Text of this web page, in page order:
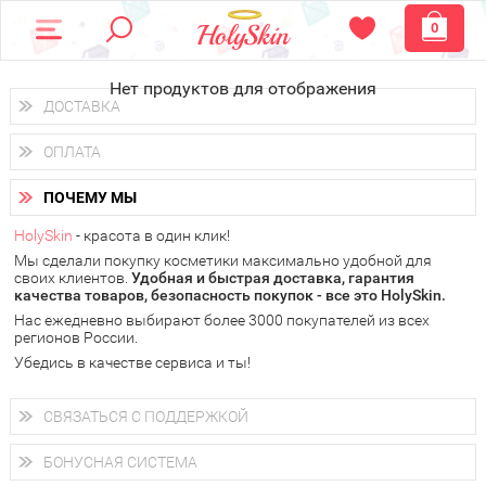
0
Нет продуктов для отображения
ДОСТАВКА
Доставка осуществляетсяпо всем городам России.
Вы можете выбрать доставку курьером, Почтой России или
получить заказ в пунктах выдачи PickPoint или пункте
самовывоза.
В 20 городах России доставка осуществляется ужена
следующий день.
у Вас всегда есть возможность получитьбесплатную
доставку от HolySkin.
подробнее об условиях доставки и оплаты в Вашем городе
ОПЛАТА
Вы можете оплатить свой заказ любым удобным способом:
наличными деньгами (
через интернет-банк (Альфа-банк, Сбербанк) и другими
электронными способами.
ПОЧЕМУ МЫ
HolySkin - красота в один клик!
Мы сделали покупку косметики максимально удобной для
своих клиентов. Удобная и быстрая доставка, гарантия
качества товаров, безопасность покупок - все это HolySkin.
Нас ежедневно выбирают более 3000 покупателей из всех
регионов России.
Убедись в качестве сервиса и ты!
СВЯЗАТЬСЯ С ПОДДЕРЖКОЙ
+7 (800) 707-24-55
Мы будем рады ответить на все Ваши вопросы по работе
магазина, проконсультировать по товарам, рассказать о
БОНУСНАЯ СИСТЕМА